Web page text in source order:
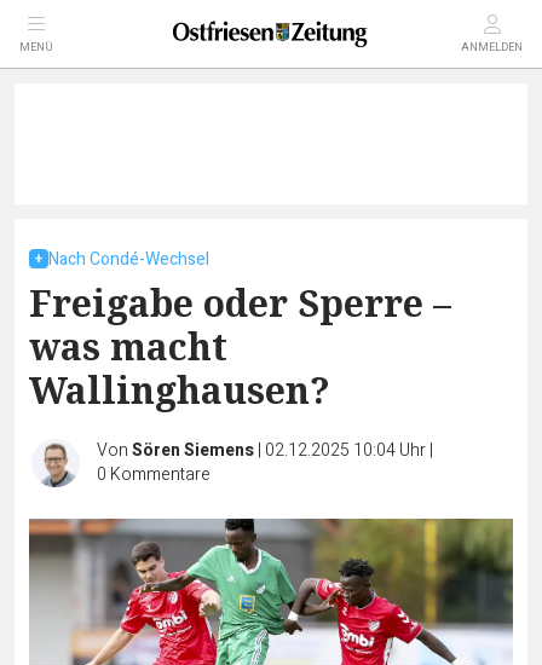
MENÜ ANMELDEN
Nach Condé-Wechsel
Freigabe oder Sperre –
was macht
Wallinghausen?
VonSören Siemens| 02.12.2025 10:04 Uhr|
0 Kommentare